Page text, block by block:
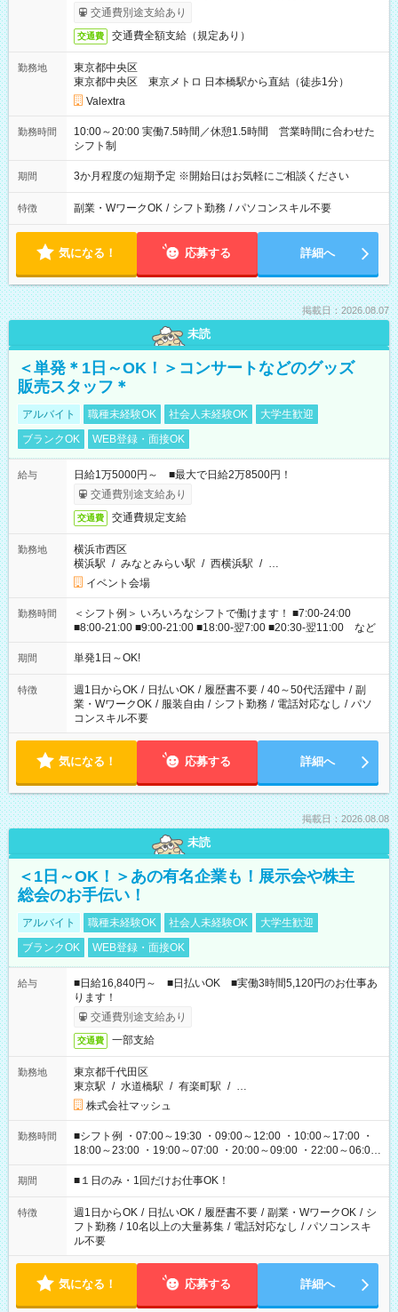
交通費別途支給あり
交通費 交通費全額支給（規定あり）
勤務地
東京都中央区
東京都中央区 東京メトロ 日本橋駅から直結（徒歩1分）
Valextra
勤務時間
10:00～20:00 実働7.5時間／休憩1.5時間 営業時間に合わせた
シフト制
期間 3か月程度の短期予定 ※開始日はお気軽にご相談ください
特徴 副業・WワークOK / シフト勤務 / パソコンスキル不要
気になる！ 応募する 詳細へ
掲載日：2026.08.07
未読
＜単発＊1日～OK！＞コンサートなどのグッズ
販売スタッフ＊
アルバイト 職種未経験OK 社会人未経験OK
大学生歓迎
ブランクOK
WEB登録・面接OK
給与
日給1万5000円～ ■最大で日給2万8500円！
交通費別途支給あり
交通費 交通費規定支給
勤務地
横浜市西区
横浜駅 / みなとみらい駅 / 西横浜駅 / …
イベント会場
勤務時間
＜シフト例＞ いろいろなシフトで働けます！ ■7:00-24:00
■8:00-21:00 ■9:00-21:00 ■18:00-翌7:00 ■20:30-翌11:00 など
期間 単発1日～OK!
特徴 週1日からOK / 日払いOK / 履歴書不要 / 40～50代活躍中 / 副
業・WワークOK / 服装自由 / シフト勤務 / 電話対応なし / パソ
コンスキル不要
気になる！ 応募する 詳細へ
掲載日：2026.08.08
未読
＜1日～OK！＞あの有名企業も！展示会や株主
総会のお手伝い！
アルバイト 職種未経験OK 社会人未経験OK
大学生歓迎
ブランクOK
WEB登録・面接OK
給与
■日給16,840円～ ■日払いOK ■実働3時間5,120円のお仕事あ
ります！
交通費別途支給あり
交通費 一部支給
勤務地
東京都千代田区
東京駅 / 水道橋駅 / 有楽町駅 / …
株式会社マッシュ
勤務時間
■シフト例 ・07:00～19:30 ・09:00～12:00 ・10:00～17:00 ・
18:00～23:00 ・19:00～07:00 ・20:00～09:00 ・22:00～06:00
etc ★最短で3時間で5,120円のお仕事から 15時間で2万円近く稼
げるお仕事も！ ご希望のお時間に合わせてご紹介！ ※シフトは
ください！
期間 ■１日のみ・1回だけお仕事OK！
特徴 週1日からOK / 日払いOK / 履歴書不要 / 副業・WワークOK / シ
フト勤務 / 10名以上の大量募集 / 電話対応なし / パソコンスキ
ル不要
気になる！ 応募する 詳細へ